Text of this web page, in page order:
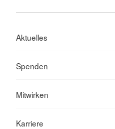
Aktuelles
Spenden
Mitwirken
Karriere